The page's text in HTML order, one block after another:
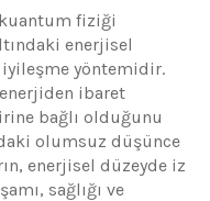
fiziği
enerjisel
yöntemidir.
ibaret
bağlı olduğunu
olumsuz düşünce
enerjisel düzeyde iz
sağlığı ve